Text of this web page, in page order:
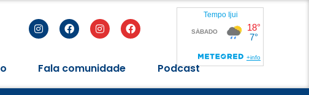
Fala comunidade Podcast